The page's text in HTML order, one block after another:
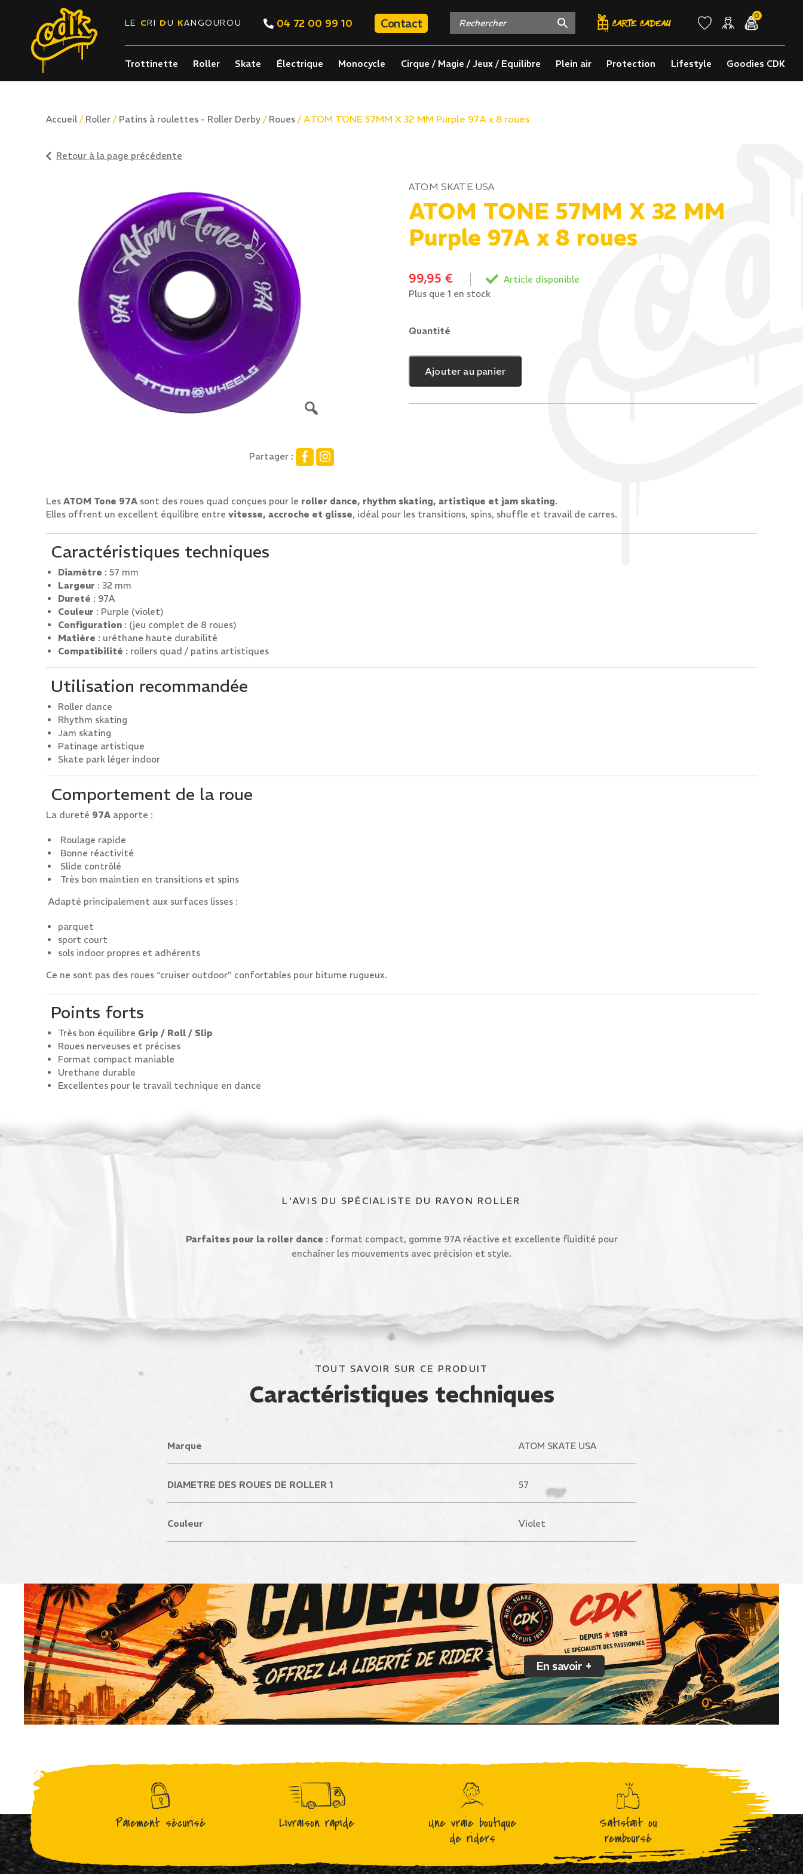
LE CRI DU KANGOUROU 04 72 00 99 10 Contact
0
Trottinette Roller Skate Électrique Monocycle Cirque / Magie / Jeux / Equilibre Plein air Protection Lifestyle Goodies CDK
Accueil / Roller / Patins à roulettes - Roller Derby / Roues / ATOM TONE 57MM X 32 MM Purple 97A x 8 roues
Retour à la page précédente
Partager :
ATOM SKATE USA
ATOM TONE 57MM X 32 MM
Purple 97A x 8 roues
99,95 € Article disponible
Plus que 1 en stock
Quantité
quantité
ATOM
TONE
roues
Ajouter au panier
Les ATOM Tone 97A sont des roues quad conçues pour le roller dance, rhythm skating, artistique et jam skating.
Elles offrent un excellent équilibre entre vitesse, accroche et glisse, idéal pour les transitions, spins, shuffle et travail de carres.
Caractéristiques techniques
Diamètre : 57 mm
Largeur : 32 mm
Dureté : 97A
Couleur : Purple (violet)
Configuration : (jeu complet de 8 roues)
Matière : uréthane haute durabilité
Compatibilité : rollers quad / patins artistiques
Utilisation recommandée
Roller dance
Rhythm skating
Jam skating
Patinage artistique
Skate park léger indoor
Comportement de la roue
La dureté 97A apporte :
Roulage rapide
Bonne réactivité
Slide contrôlé
Très bon maintien en transitions et spins
Adapté principalement aux surfaces lisses :
parquet
sport court
sols indoor propres et adhérents
Ce ne sont pas des roues “cruiser outdoor” confortables pour bitume rugueux.
Points forts
Très bon équilibre Grip / Roll / Slip
Roues nerveuses et précises
Format compact maniable
Urethane durable
Excellentes pour le travail technique en dance
L'AVIS DU SPÉCIALISTE DU RAYON ROLLER
Parfaites pour la roller dance : format compact, gomme 97A réactive et excellente fluidité pour
enchaîner les mouvements avec précision et style.
TOUT SAVOIR SUR CE PRODUIT
Caractéristiques techniques
Marque ATOM SKATE USA
DIAMETRE DES ROUES DE ROLLER 1 57
Couleur Violet
En savoir +
Paiement sécurisé Livraison rapide
Une vraie boutique
de riders
Satisfait ou
remboursé